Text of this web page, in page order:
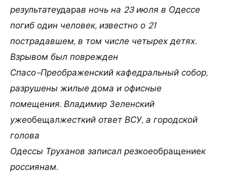
результатеударав ночь на 23 июля в Одессе
погиб один человек, известно о 21
пострадавшем, в том числе четырех детях.
Взрывом был поврежден
Спасо-Преображенский кафедральный собор,
разрушены жилые дома и офисные
помещения. Владимир Зеленский
ужеобещалжесткий ответ ВСУ, а городской
голова
Одессы Труханов записал резкоеобращениек
россиянам.